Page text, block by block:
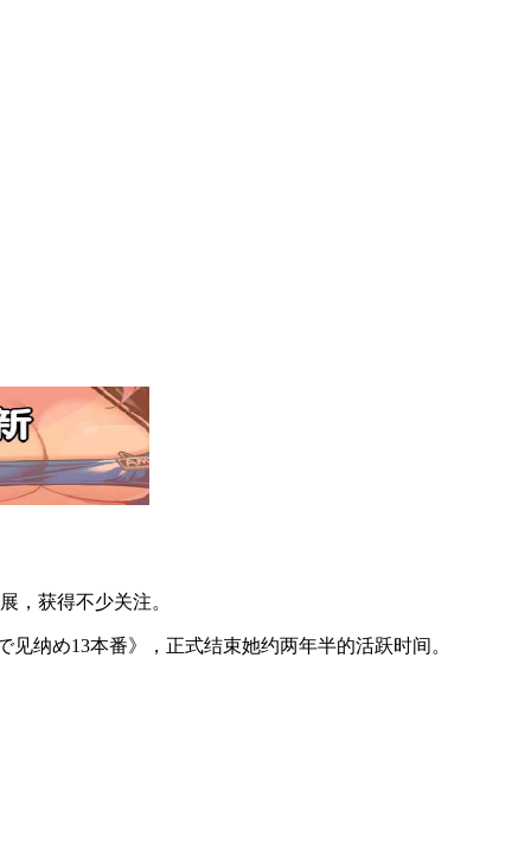
，获得不少关注。
纳め13本番》，正式结束她约两年半的活跃时间。